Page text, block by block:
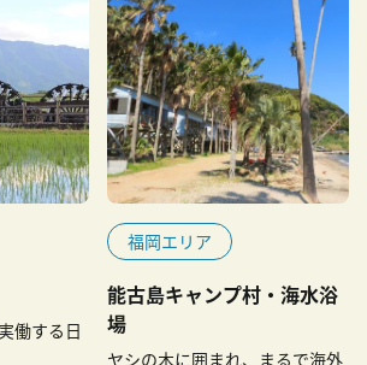
働する日
福岡エリア
能古島キャンプ村・海水浴
場
ヤシの木に囲まれ、まるで海外